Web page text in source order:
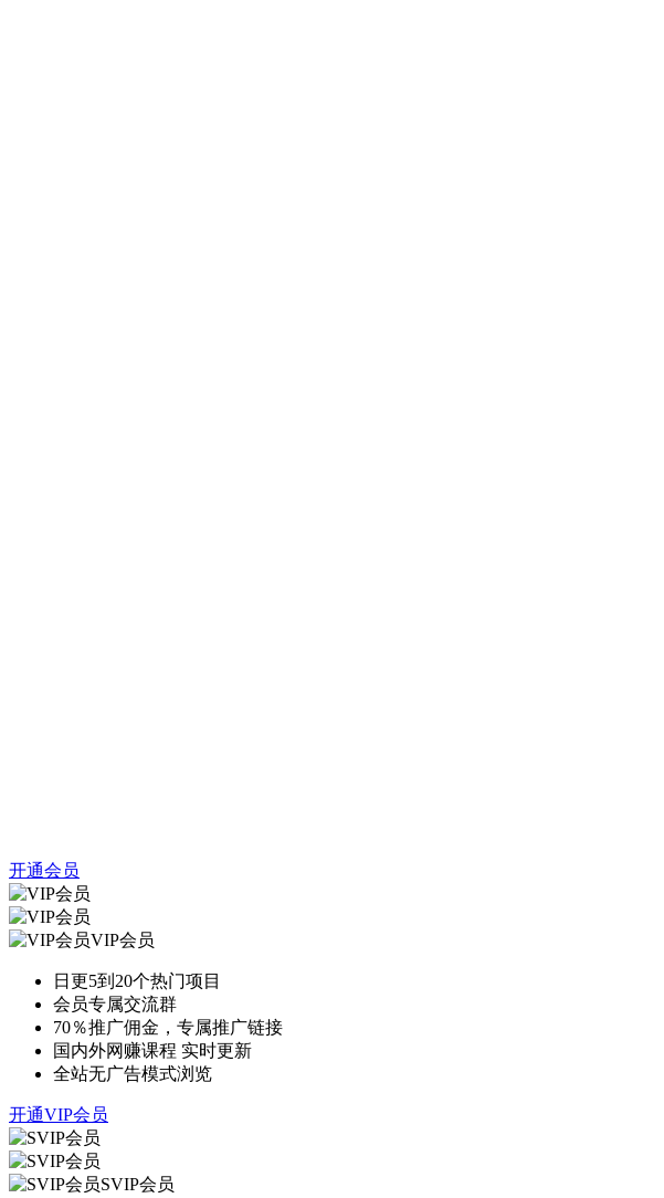
开通会员
VIP会员
日更5到20个热门项目
会员专属交流群
70％推广佣金，专属推广链接
国内外网赚课程 实时更新
全站无广告模式浏览
开通VIP会员
SVIP会员